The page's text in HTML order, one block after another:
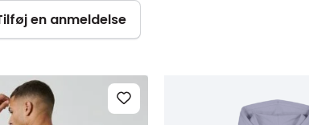
en anmeldelse